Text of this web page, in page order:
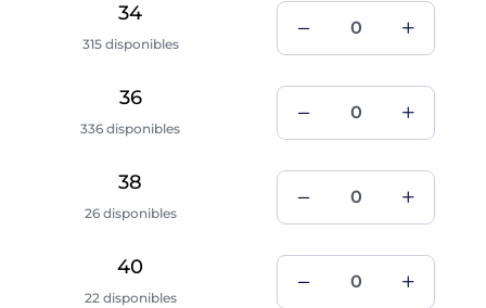
34
315 disponibles
36
336 disponibles
38
26 disponibles
40
22 disponibles